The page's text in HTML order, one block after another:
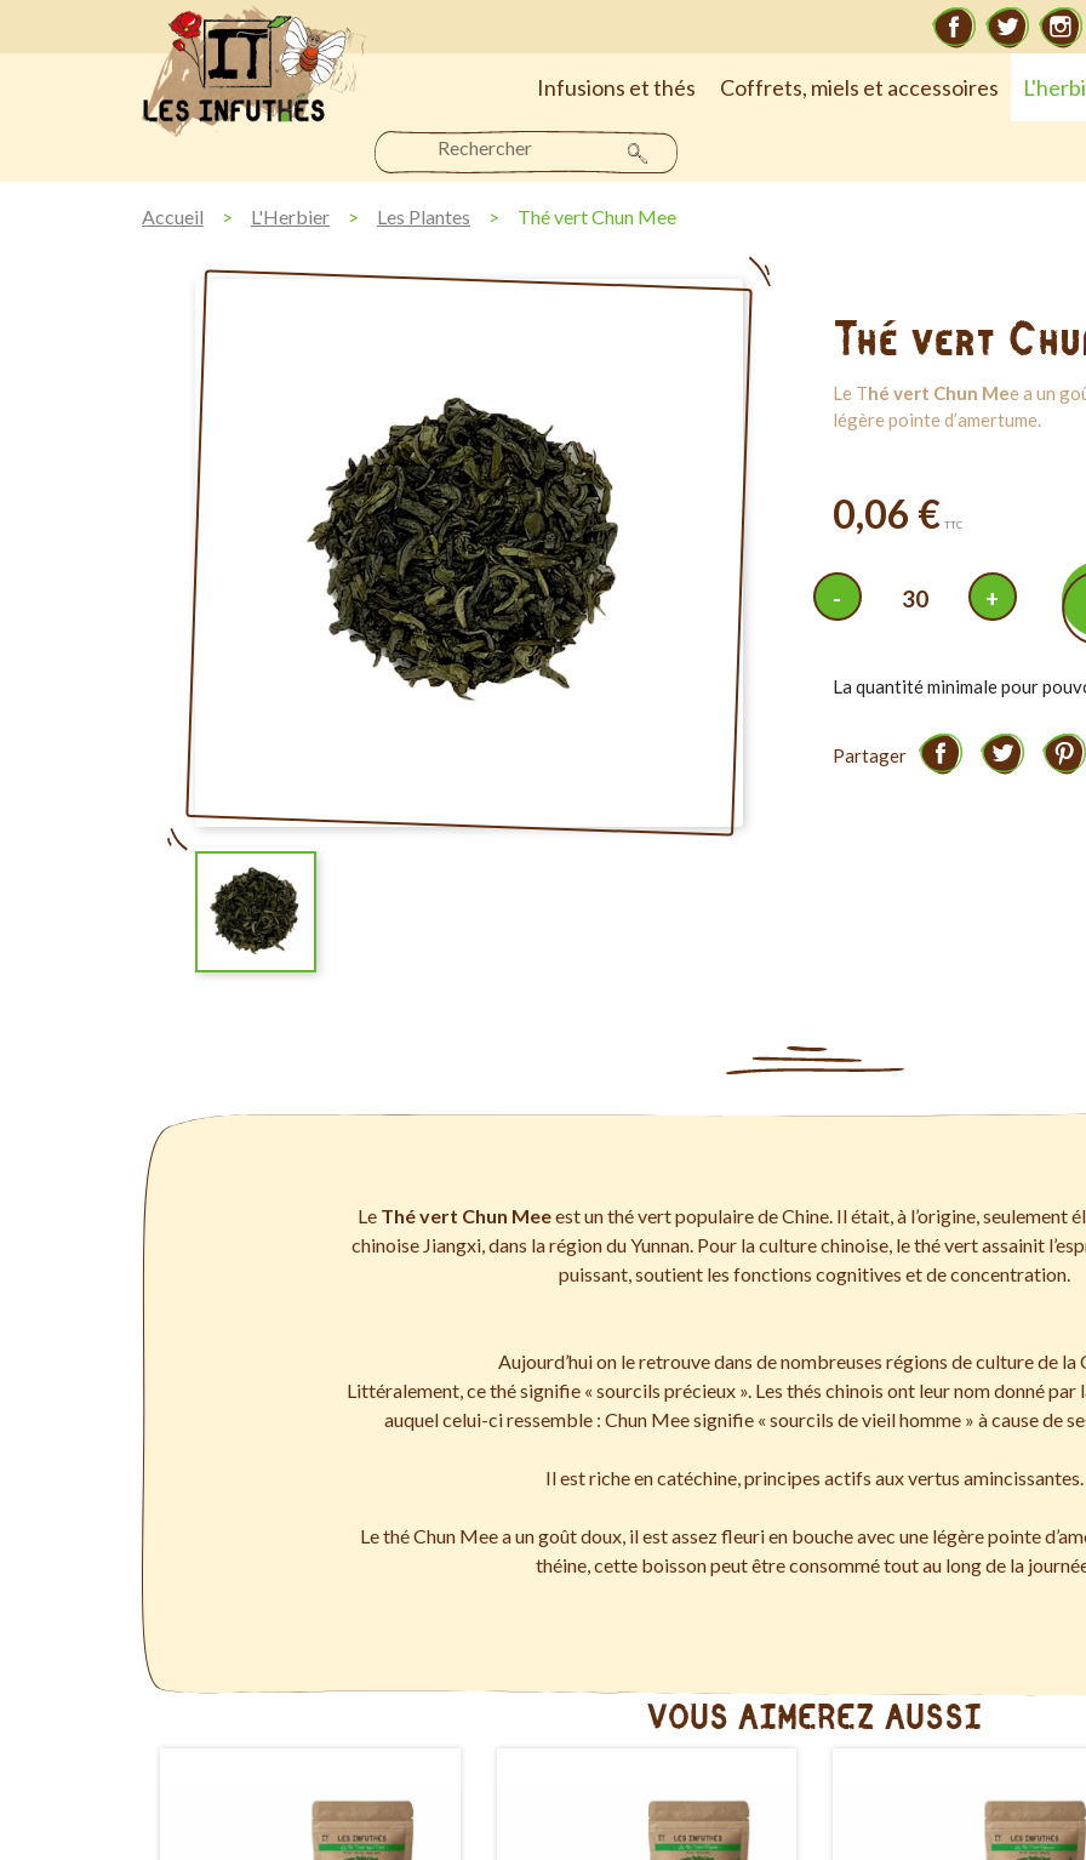
Facebook
Infusions et thés Coffrets, miels et accessoires
Accueil L'Herbier Les Plantes Thé vert Chun Mee
Thé vert
Le Thé vert Chun Mee a un
légère pointe d’amertume.
0,06 € TTC
La quantité minimale pour
Partager
Le Thé vert Chun Meeest un thé vert populaire de Chine. Il était, à l’origine, seulement
chinoise Jiangxi, dans la région du Yunnan. Pour la culture chinoise, le thé vert assainit
puissant, soutient les fonctions cognitives et de concentration.
Aujourd’hui on le retrouve dans de nombreuses régions de culture de la
Littéralement, ce thé signifie « sourcils précieux ». Les thés chinois ont leur nom donné par
auquel celui-ci ressemble : Chun Mee signifie « sourcils de vieil homme » à cause de
Il est riche en catéchine, principes actifs aux vertus amincissantes.
Le thé Chun Mee a un goût doux, il est assez fleuri en bouche avec une légère pointe
théine, cette boisson peut être consommé tout au long de la
VOUS AIMEREZ AUSSI